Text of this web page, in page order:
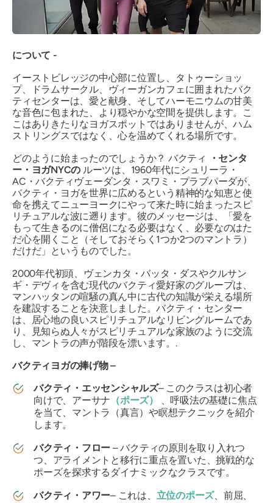
について -
イーストビレッジの中心部に位置し、タトゥーショッ
プ、ドラムサークル、ヴィーガンカフェに囲まれたバク
ティセンターは、愛と献身、そしてハーモニウムの甘美
な音色に包まれた、より穏やかな空間を提供します。こ
こはありきたりなヨガスポットではありませんが、ハム
ストリングスではなく、心を温めてくれる場所です。
どのように始まったのでしょうか？ バクティ
・センタ
ー・ヨガNYCの ルーツは、1960年代にシュリーラ・
AC・バクティヴェーダンタ・スワミ・プラブパーダが、
バクティ・ヨガを世界に広めるという精神的な知恵と使
命を携えてニューヨークにやって来た時に始まったスピ
リチュアルな波に遡ります。彼のメッセージは、「愛を
もって生きるのに僧侶になる必要はなく、必要なのはた
だ心を開くこと（そしておそらく1つか2つのマントラ）
だけだ」というものでした。
2000年代初頭、ヴェンカタ・バッタ・ダスやクルサン
ギ・デヴィを含む現代のバクティ愛好家のグループは、
マンハッタンの喧騒の真ん中に古代の知識が栄える場所
を建設することを決意しました。バクティ・センター
は、居心地の良いスピリチュアルなリビングルームであ
り、見知らぬ人々がスピリチュアルな家族のように交流
し、マントラの声が階段を漂います。.
バクティヨガの捧げ物 –
バクティ・エッセンシャルズ– このクラスは初心者
向けで、アーサナ （ポーズ）
、呼吸法の基礎に焦点
を当て、マントラ（真言）や瞑想テクニックを紹介
します。
バクティ・フロー – バクティの原則を取り入れつ
つ、アライメントと移行に重点を置いた、挑戦的な
ポーズを探求するダイナミックなクラスです。
バクティ・アワー– これは、 立位のポーズ、前屈、